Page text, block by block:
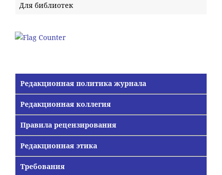
Для библиотек
Редакционная политика журнала
Редакционная коллегия
Правила рецензирования
Редакционная этика
Требования